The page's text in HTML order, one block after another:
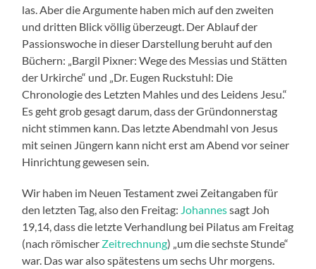
las. Aber die Argumente haben mich auf den zweiten
und dritten Blick völlig überzeugt. Der Ablauf der
Passionswoche in dieser Darstellung beruht auf den
Büchern: „Bargil Pixner: Wege des Messias und Stätten
der Urkirche“ und „Dr. Eugen Ruckstuhl: Die
Chronologie des Letzten Mahles und des Leidens Jesu.“
Es geht grob gesagt darum, dass der Gründonnerstag
nicht stimmen kann. Das letzte Abendmahl von Jesus
mit seinen Jüngern kann nicht erst am Abend vor seiner
Hinrichtung gewesen sein.
Wir haben im Neuen Testament zwei Zeitangaben für
den letzten Tag, also den Freitag: Johannessagt Joh
19,14, dass die letzte Verhandlung bei Pilatus am Freitag
(nach römischer Zeitrechnung) „um die sechste Stunde“
war. Das war also spätestens um sechs Uhr morgens.